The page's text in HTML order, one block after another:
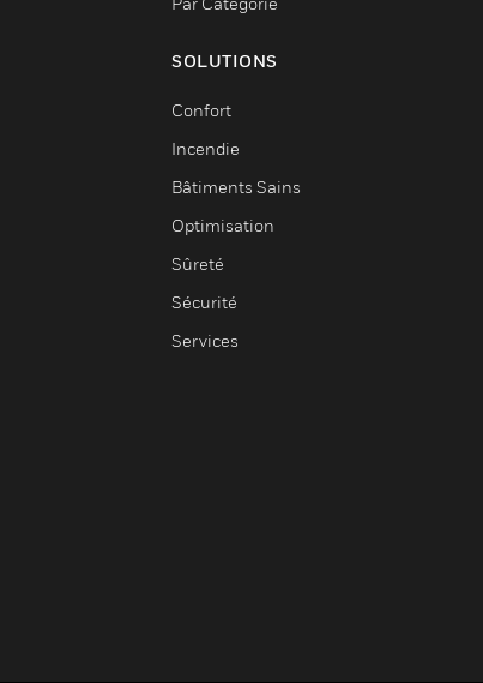
SOLUTIONS
Confort
Incendie
Bâtiments Sains
Optimisation
Sûreté
Sécurité
Services